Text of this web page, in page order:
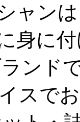
ャン
身に
ンド
スで